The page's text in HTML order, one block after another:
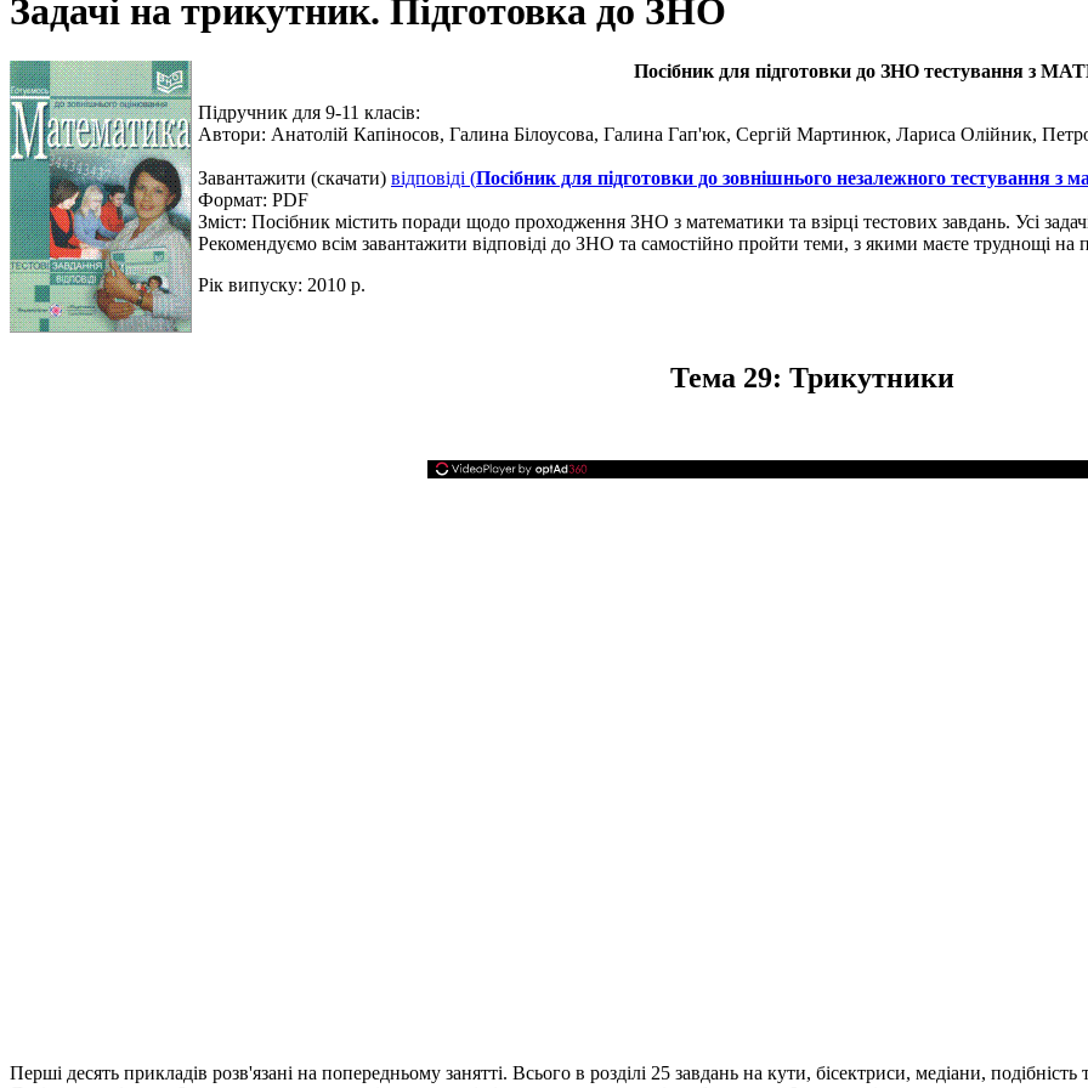
Задачі на трикутник. Підготовка до ЗНО
Посібник для підготовки до ЗНО тестування з
Підручник для 9-11 класів:
Автори: Анатолій Капіносов, Галина Білоусова, Галина Гап'юк, Сергій Мартинюк, Лариса Олійник,
Завантажити (скачати) відповіді (Посібник для підготовки до зовнішнього незалежного тестування з
Формат: PDF
Зміст: Посібник містить поради щодо проходження ЗНО з математики та взірці тестових завдань. Усі
Рекомендуємо всім завантажити відповіді до ЗНО та самостійно пройти теми, з якими маєте труднощі на
Рік випуску: 2010 р.
Тема 29: Трикутники
Перші десять прикладів розв'язані на попередньому занятті. Всього в розділі 25 завдань на кути, бісектриси, медіани, подібність